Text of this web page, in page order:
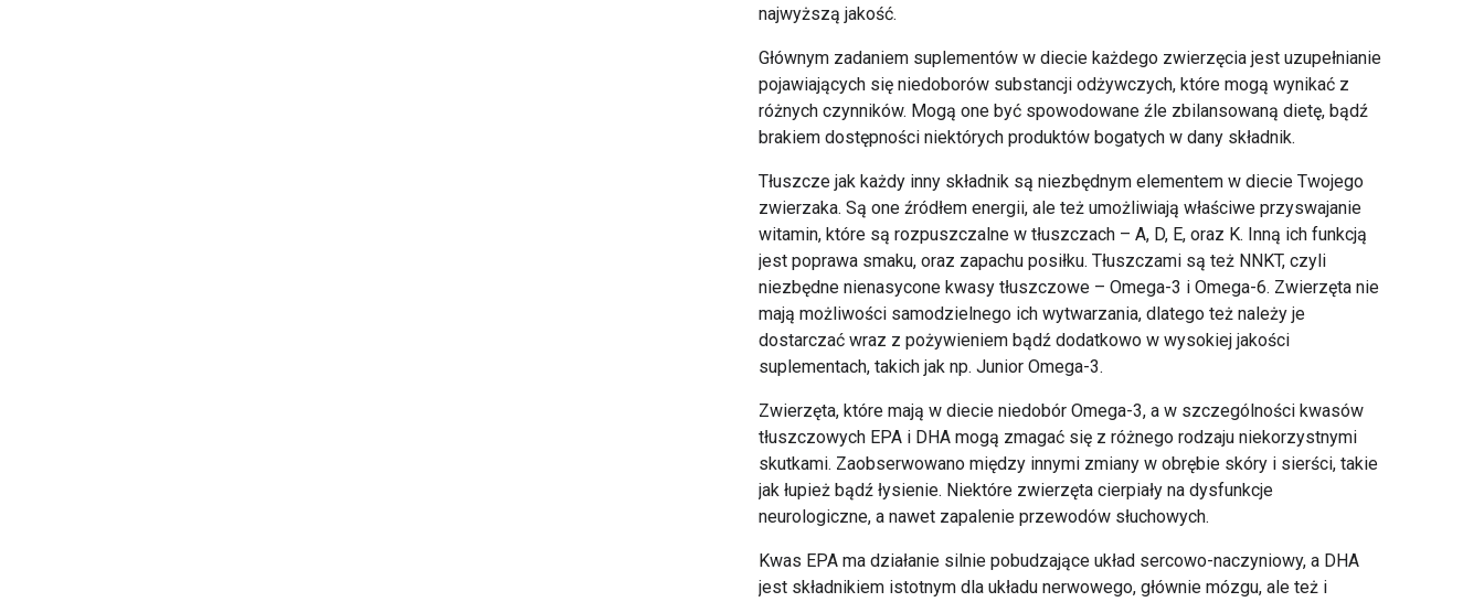
najwyższą jakość.
Głównym zadaniem suplementów w diecie każdego zwierzęcia jest uzupełnianie
pojawiających się niedoborów substancji odżywczych, które mogą wynikać z
różnych czynników. Mogą one być spowodowane źle zbilansowaną dietę, bądź
brakiem dostępności niektórych produktów bogatych w dany składnik.
Tłuszcze jak każdy inny składnik są niezbędnym elementem w diecie Twojego
zwierzaka. Są one źródłem energii, ale też umożliwiają właściwe przyswajanie
witamin, które są rozpuszczalne w tłuszczach – A, D, E, oraz K. Inną ich funkcją
jest poprawa smaku, oraz zapachu posiłku. Tłuszczami są też NNKT, czyli
niezbędne nienasycone kwasy tłuszczowe – Omega-3 i Omega-6. Zwierzęta nie
mają możliwości samodzielnego ich wytwarzania, dlatego też należy je
dostarczać wraz z pożywieniem bądź dodatkowo w wysokiej jakości
suplementach, takich jak np. Junior Omega-3.
Zwierzęta, które mają w diecie niedobór Omega-3, a w szczególności kwasów
tłuszczowych EPA i DHA mogą zmagać się z różnego rodzaju niekorzystnymi
skutkami. Zaobserwowano między innymi zmiany w obrębie skóry i sierści, takie
jak łupież bądź łysienie. Niektóre zwierzęta cierpiały na dysfunkcje
neurologiczne, a nawet zapalenie przewodów słuchowych.
Kwas EPA ma działanie silnie pobudzające układ sercowo-naczyniowy, a DHA
jest składnikiem istotnym dla układu nerwowego, głównie mózgu, ale też i